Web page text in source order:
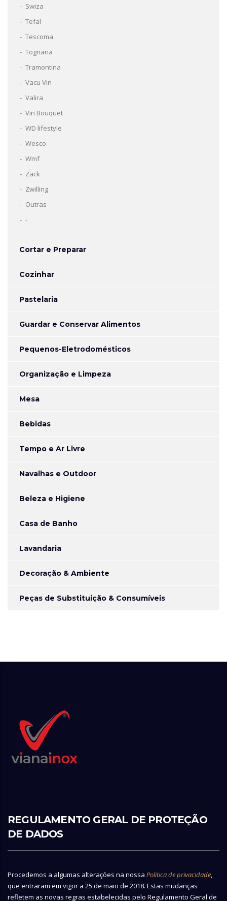
Swiza
Tefal
Tescoma
Tognana
Tramontina
Vacu Vin
Valira
Vin Bouquet
WD lifestyle
Wesco
Wmf
Zack
Zwilling
Outras
-
Cortar e Preparar
Cozinhar
Pastelaria
Guardar e Conservar Alimentos
Pequenos-Eletrodomésticos
Organização e Limpeza
Mesa
Bebidas
Tempo e Ar Livre
Navalhas e Outdoor
Beleza e Higiene
Casa de Banho
Lavandaria
Decoração & Ambiente
Peças de Substituição & Consumíveis
REGULAMENTO GERAL DE PROTEÇÃO
DE DADOS
Procedemos a algumas alterações na nossa Politica de privacidade,
que entraram em vigor a 25 de maio de 2018. Estas mudanças
refletem as novas regras estabelecidas pelo Regulamento Geral de